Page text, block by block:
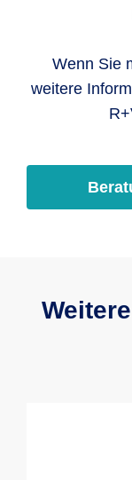
Wenn Sie
weitere